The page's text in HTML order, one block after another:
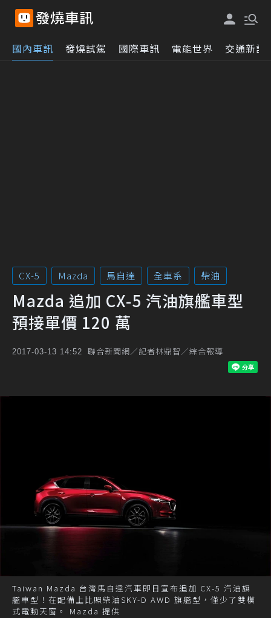
國內車訊 發燒試駕 國際車訊 電能世界 交通新訊
CX-5 Mazda 馬自達 全車系 柴油
Mazda 追加 CX-5 汽油旗艦車型
預接單價 120 萬
2017-03-13 14:52 聯合新聞網／記者林鼎智／綜合報導
Taiwan Mazda 台灣馬自達汽車即日宣布追加 CX-5 汽油旗
艦車型！在配備上比照柴油SKY-D AWD 旗艦型，僅少了雙模
式電動天窗。 Mazda 提供